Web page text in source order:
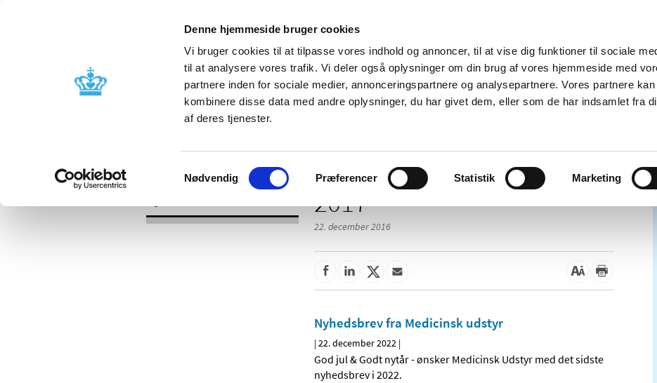
Denne hjemmeside bruger cookies
Vi bruger cookies til at tilpasse vores indhold og annoncer, til at vise dig funktioner til sociale
til at analysere vores trafik. Vi deler også oplysninger om din brug af vores hjemmeside med
partnere inden for sociale medier, annonceringspartnere og analysepartnere. Vores partnere kan
kombinere disse data med andre oplysninger, du har givet dem, eller som de har indsamlet fra
af deres tjenester.
Samtykkevalg
Nødvendig Præferencer Statistik Marketing
Nyheder Om os Kontakt
Godkendelse og
Bivirkninger og
produktinformation
Tilskud og
Apoteker og salg af
2017
22. december 2016
Nyhedsbrev fra Medicinsk udstyr
|22. december 2022 |
God jul & Godt nytår - ønsker Medicinsk Udstyr med det sidste
nyhedsbrev i 2022.